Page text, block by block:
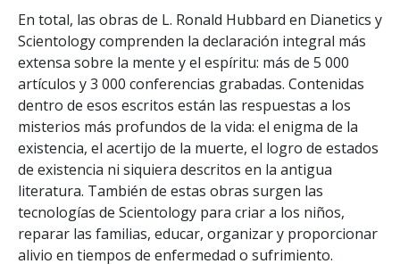
En total, las obras de L. Ronald Hubbard en Dianetics y
Scientology comprenden la declaración integral más
extensa sobre la mente y el espíritu: más de 5 000
artículos y 3 000 conferencias grabadas. Contenidas
dentro de esos escritos están las respuestas a los
misterios más profundos de la vida: el enigma de la
existencia, el acertijo de la muerte, el logro de estados
de existencia ni siquiera descritos en la antigua
literatura. También de estas obras surgen las
tecnologías de Scientology para criar a los niños,
reparar las familias, educar, organizar y proporcionar
alivio en tiempos de enfermedad o sufrimiento.